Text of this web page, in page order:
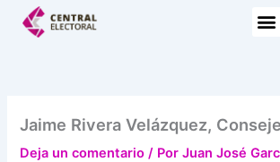
Jaime Rivera Velázquez,
Deja un comentario / PorJuan José